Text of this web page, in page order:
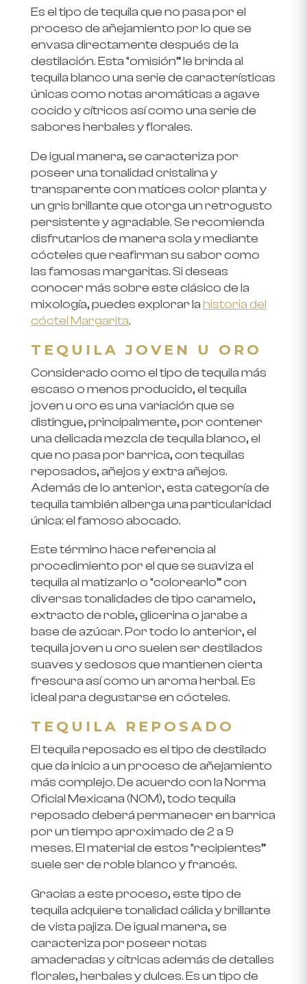
Es el tipo de tequila que no pasa por el
proceso de añejamiento por lo que se
envasa directamente después de la
destilación. Esta “omisión” le brinda al
tequila blanco una serie de características
únicas como notas aromáticas a agave
cocido y cítricos así como una serie de
sabores herbales y florales.
De igual manera, se caracteriza por
poseer una tonalidad cristalina y
transparente con matices color planta y
un gris brillante que otorga un retrogusto
persistente y agradable. Se recomienda
disfrutarlos de manera sola y mediante
cócteles que reafirman su sabor como
las famosas margaritas. Si deseas
conocer más sobre este clásico de la
mixología, puedes explorar lahistoria del
cóctel Margarita.
TEQUILA JOVEN U ORO
Considerado como el tipo de tequila más
escaso o menos producido, el tequila
joven u oro es una variación que se
distingue, principalmente, por contener
una delicada mezcla de tequila blanco, el
que no pasa por barrica, con tequilas
reposados, añejos y extra añejos.
Además de lo anterior, esta categoría de
tequila también alberga una particularidad
única: el famoso abocado.
Este término hace referencia al
procedimiento por el que se suaviza el
tequila al matizarlo o “colorearlo” con
diversas tonalidades de tipo caramelo,
extracto de roble, glicerina o jarabe a
base de azúcar. Por todo lo anterior, el
tequila joven u oro suelen ser destilados
suaves y sedosos que mantienen cierta
frescura así como un aroma herbal. Es
ideal para degustarse en cócteles.
TEQUILA REPOSADO
El tequila reposado es el tipo de destilado
que da inicio a un proceso de añejamiento
más complejo. De acuerdo con la Norma
Oficial Mexicana (NOM), todo tequila
reposado deberá permanecer en barrica
por un tiempo aproximado de 2 a 9
meses. El material de estos “recipientes”
suele ser de roble blanco y francés.
Gracias a este proceso, este tipo de
tequila adquiere tonalidad cálida y brillante
de vista pajiza. De igual manera, se
caracteriza por poseer notas
amaderadas y cítricas además de detalles
florales, herbales y dulces. Es un tipo de